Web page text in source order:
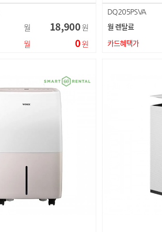
월 18,900원
월 0원
DQ205PSVA
월 렌탈료
카드혜택가